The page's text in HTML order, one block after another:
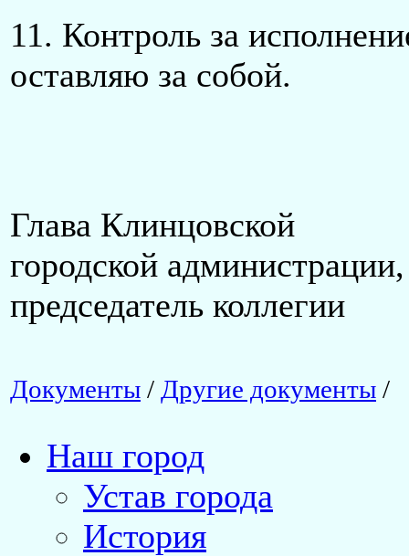
11. Контроль за
оставляю за собой.
Глава Клинцовской
городской администрации,
председатель
Документы / Другие документы /
Наш город
Устав города
История